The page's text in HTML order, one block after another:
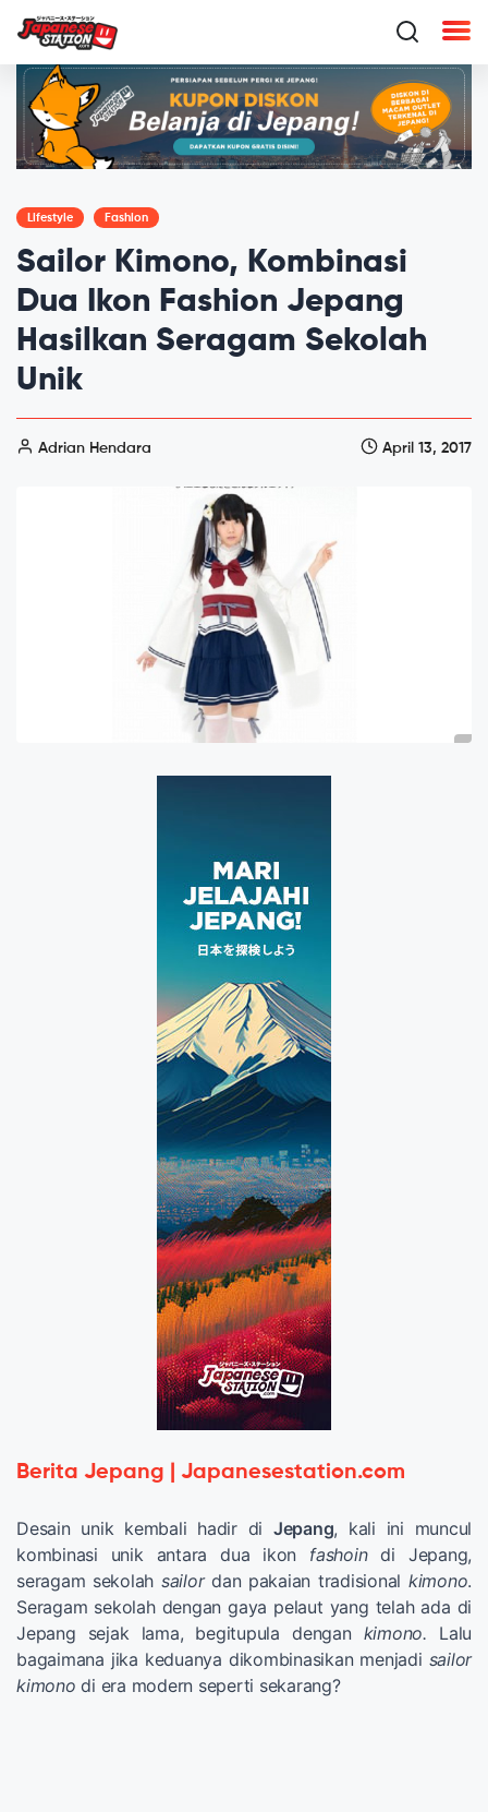
Lifestyle Fashion
Sailor Kimono, Kombinasi
Dua Ikon Fashion Jepang
Hasilkan Seragam Sekolah
Unik
Adrian Hendara April 13, 2017
Berita Jepang | Japanesestation.com
Desain unik kembali hadir di Jepang, kali ini muncul
kombinasi unik antara dua ikon fashoindi Jepang,
seragam sekolah sailordan pakaian tradisional kimono.
Seragam sekolah dengan gaya pelaut yang telah ada di
Jepang sejak lama, begitupula dengan kimono. Lalu
bagaimana jika keduanya dikombinasikan menjadi sailor
kimono di era modern seperti sekarang?